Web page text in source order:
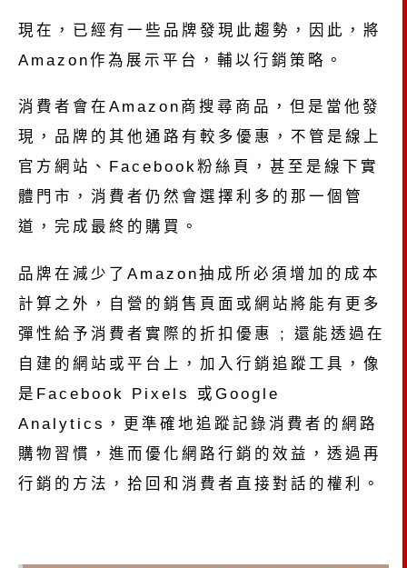
現在，已經有一些品牌發現此趨勢，因此，將
Amazon作為展示平台，輔以行銷策略。
消費者會在Amazon商搜尋商品，但是當他發
現，品牌的其他通路有較多優惠，不管是線上
官方網站、Facebook粉絲頁，甚至是線下實
體門市，消費者仍然會選擇利多的那一個管
道，完成最終的購買。
品牌在減少了Amazon抽成所必須增加的成本
計算之外，自營的銷售頁面或網站將能有更多
彈性給予消費者實際的折扣優惠 ; 還能透過在
自建的網站或平台上，加入行銷追蹤工具，像
是Facebook Pixels 或Google
Analytics，更準確地追蹤記錄消費者的網路
購物習慣，進而優化網路行銷的效益，透過再
行銷的方法，拾回和消費者直接對話的權利。